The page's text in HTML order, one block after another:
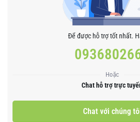
Để được hỗ trợ tốt nhất.
Hoặc
Chat hỗ trợ trực
Chat với chúng